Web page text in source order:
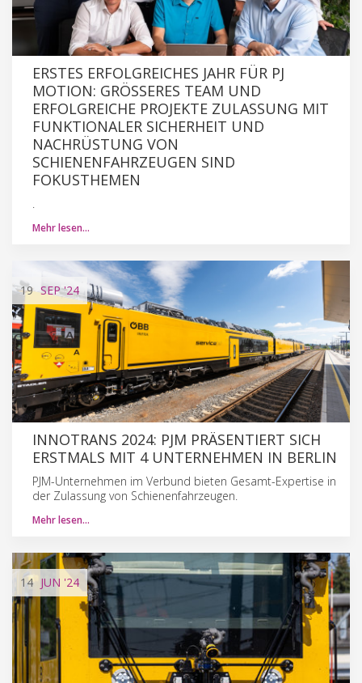
ERSTES ERFOLGREICHES JAHR FÜR PJ
MOTION: GRÖSSERES TEAM UND E
RFOLGREICHE PROJEKTE ZULASSUNG MIT F
UNKTIONALER SICHERHEIT UND N
ACHRÜSTUNG VON S
CHIENENFAHRZEUGEN SIND F
OKUSTHEMEN
Mehr lesen…
19 SEP'24
INNOTRANS 2024: PJM PRÄSENTIERT SICH
ERSTMALS MIT 4 UNTERNEHMEN IN BERLIN
PJM-Unternehmen im Verbund bieten Gesamt-Expertise in
der Zulassung von Schienenfahrzeugen.
Mehr lesen…
14 JUN '24